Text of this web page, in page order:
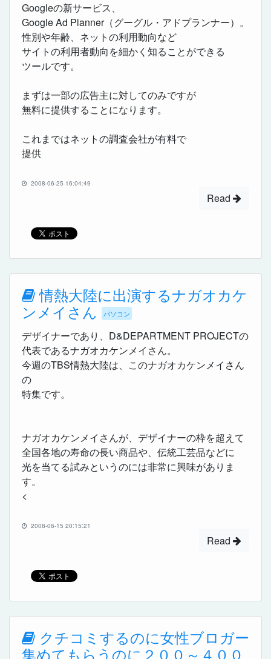
Googleの新サービス、
Google Ad Planner（グーグル・アドプランナー）。
性別や年齢、ネットの利用動向など
サイトの利用者動向を細かく知ることができる
ツールです。
まずは一部の広告主に対してのみですが
無料に提供することになります。
これまではネットの調査会社が有料で
提供
2008-06-25 16:04:49
Read
情熱大陸に出演するナガオカケ
ンメイさん
パソコン
デザイナーであり、D&DEPARTMENT PROJECTの
代表であるナガオカケンメイさん。
今週のTBS情熱大陸は、このナガオカケンメイさん
の
特集です。
ナガオカケンメイさんが、デザイナーの枠を超えて
全国各地の寿命の長い商品や、伝統工芸品などに
光を当てる試みというのには非常に興味がありま
す。
<
2008-06-15 20:15:21
Read
クチコミするのに女性ブロガー
集めてもらうのに２００～４００